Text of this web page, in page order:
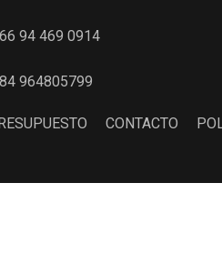
94 469 0914
964805799
CONTACTO